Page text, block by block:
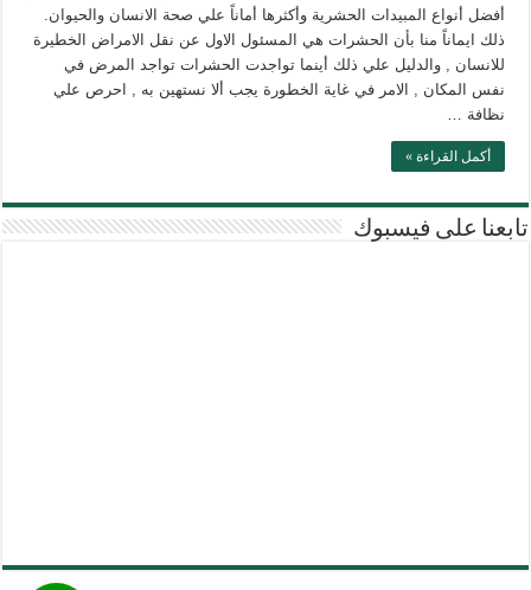
أفضل أنواع المبيدات الحشرية وأكثرها أماناً علي صحة الانسان والحيوان.
ذلك ايماناً منا بأن الحشرات هي المسئول الاول عن نقل الامراض الخطيرة
للانسان , والدليل علي ذلك أينما تواجدت الحشرات تواجد المرض في
نفس المكان , الامر في غاية الخطورة يجب ألا نستهين به , احرص علي
نظافة …
أكمل القراءة »
تابعنا على فيسبوك